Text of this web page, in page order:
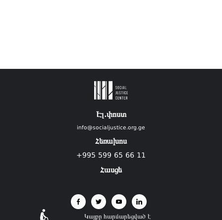
Էլ.փոստ
info@socialjustice.org.ge
Հեռախոս
+995 599 65 66 11
Հասցե
Կայքը հարմարեցված է